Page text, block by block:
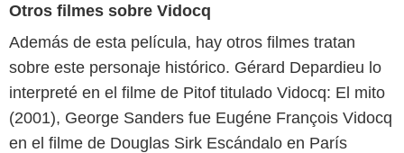
Otros filmes sobre Vidocq
Además de esta película, hay otros filmes tratan
sobre este personaje histórico. Gérard Depardieu lo
interpreté en el filme de Pitof titulado Vidocq: El mito
(2001), George Sanders fue Eugéne François Vidocq
en el filme de Douglas Sirk Escándalo en París